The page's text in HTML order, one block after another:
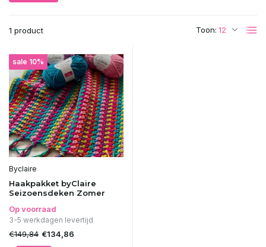
1 product Toon:
sale 10%
Byclaire
Haakpakket byClaire
Seizoensdeken Zomer
Op voorraad
3-5 werkdagen levertijd
€149,84 €134,86